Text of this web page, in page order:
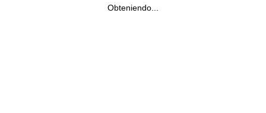
Obteniendo...